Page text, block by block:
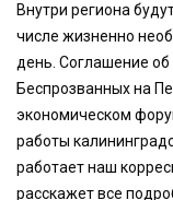
Внутри региона
числе жизненно
день. Соглашение об
Беспрозванных на
экономическом
работы
работает наш
расскажет все